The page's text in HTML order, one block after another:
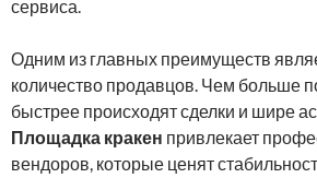
сервиса.
Одним из главных преимуществ
количество продавцов. Чем больше
быстрее происходят сделки и шире
Площадка кракен привлекает
вендоров, которые ценят